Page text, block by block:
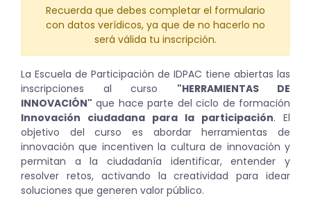
Recuerda que debes completar el formulario
con datos verídicos, ya que de no hacerlo no
será válida tu inscripción.
La Escuela de Participación de IDPAC tiene abiertas las
inscripciones al curso "HERRAMIENTAS DE
INNOVACIÓN" que hace parte del ciclo de formación
Innovación ciudadana para la participación. El
objetivo del curso es abordar herramientas de
innovación que incentiven la cultura de innovación y
permitan a la ciudadanía identificar, entender y
resolver retos, activando la creatividad para idear
soluciones que generen valor público.